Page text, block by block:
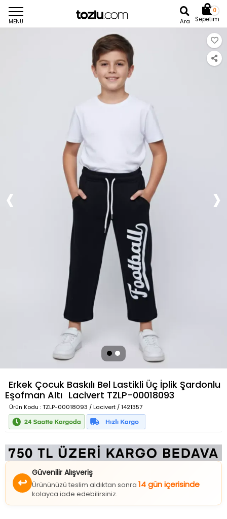
MENU Ara
0
Sepetim
Erkek Çocuk Baskılı Bel Lastikli Üç İplik Şardonlu
Eşofman Altı Lacivert TZLP-00018093
Ürün Kodu : TZLP-00018093 / Lacivert / 1421357
↩
Güvenilir Alışveriş
Ürününüzü teslim aldıktan sonra 14 gün içerisinde
kolayca iade edebilirsiniz.